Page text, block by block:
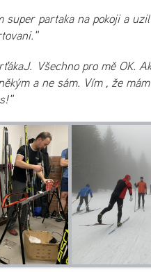
partaka na pokoji a
Všechno pro mě OK.
a ne sám. Vím , že